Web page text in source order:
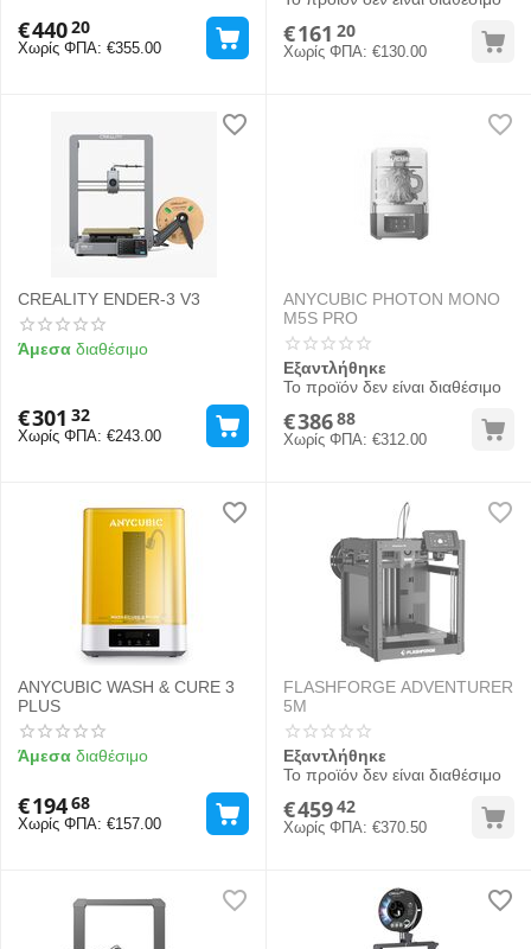
€44020
Χωρίς ΦΠΑ: €355.00
€161 20
Χωρίς ΦΠΑ: €130.00
CREALITY ENDER-3 V3
Άμεσα διαθέσιμο
€301 32
Χωρίς ΦΠΑ: €243.00
ANYCUBIC PHOTON MONO
M5S PRO
Εξαντλήθηκε
Το προϊόν δεν είναι διαθέσιμο
€38688
Χωρίς ΦΠΑ: €312.00
ANYCUBIC WASH & CURE 3
PLUS
Άμεσα διαθέσιμο
€19468
Χωρίς ΦΠΑ: €157.00
FLASHFORGE ADVENTURER
5M
Εξαντλήθηκε
Το προϊόν δεν είναι διαθέσιμο
€45942
Χωρίς ΦΠΑ: €370.50